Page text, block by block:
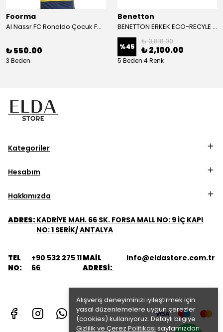
Alışveriş deneyiminizi iyileştirmek için
yasal düzenlemelere uygun çerezler
(cookies) kullanıyoruz. Detaylı bilgiye
Gizlilik ve Çerez Politikası sayfamızdan
Foorma
Al Nassr FC Ronaldo Çocuk Forma 2'li Takım(Şort/T-Shirt)
₺ 550.00
3 Beden
Benetton
BENETTON ERKEK ECO-RECYLE DOLGULU PUFA YELEK
%45
₺ 3,818.00
₺ 2,100.00
5 Beden 4 Renk
Kategoriler
Hesabım
Hakkımızda
ADRES:KADRİYE MAH. 66 SK. FORSA MALL NO: 9 İÇ KAPI
NO: 1 SERİK/ ANTALYA
TEL
NO:
+90 532 275 11
66
MAİL
ADRESİ:
info@eldastore.com.tr